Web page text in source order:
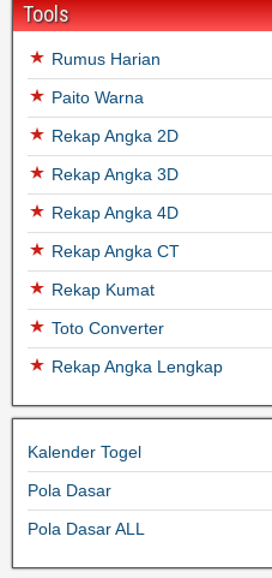
Tools
Rumus Harian
Paito Warna
Rekap Angka 2D
Rekap Angka 3D
Rekap Angka 4D
Rekap Angka CT
Rekap Kumat
Toto Converter
Rekap Angka Lengkap
Kalender Togel
Pola Dasar
Pola Dasar ALL